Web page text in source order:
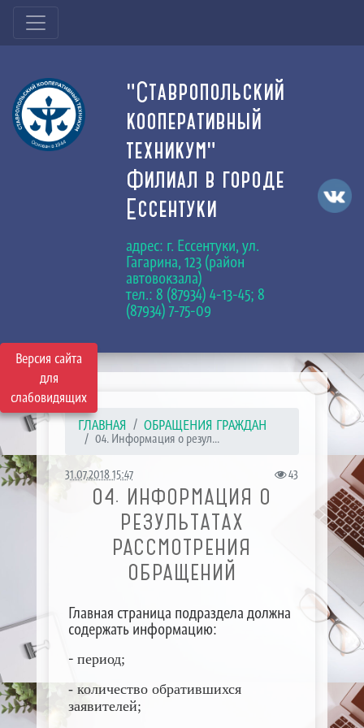
Версия сайта
для
слабовидящих
"Ставропольский
кооперативный
техникум"
Филиал в городе
Ессентуки
адрес: г. Ессентуки, ул.
Гагарина, 123 (район
автовокзала)
тел.: 8 (87934) 4-13-45; 8
(87934) 7-75-09
ГЛАВНАЯ ОБРАЩЕНИЯ ГРАЖДАН
04. Информация о резул...
31.07.2018 15:47 43
04. ИНФОРМАЦИЯ О
РЕЗУЛЬТАТАХ
РАССМОТРЕНИЯ
ОБРАЩЕНИЙ
Главная страница подраздела должна
содержать информацию:
- период;
- количество обратившихся
заявителей;